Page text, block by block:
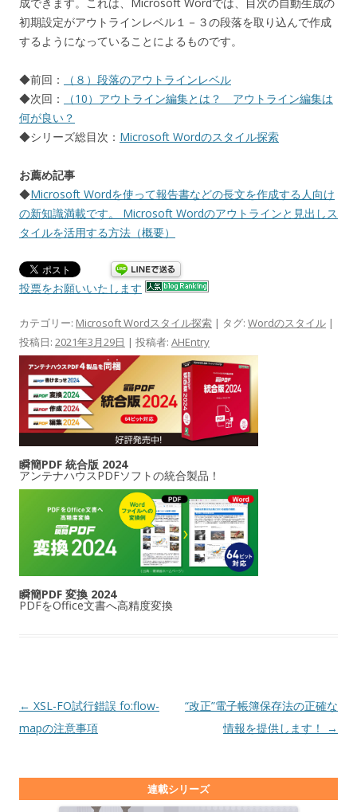
初期設定がアウトラインレベル１－３の段落を取り込んで作成
するようになっていることによるものです。
◆前回：
（８）段落のアウトラインレベル
◆次回：
（10）アウトライン編集とは？ アウトライン編集は
何が良い？
◆シリーズ総目次： Microsoft Wordのスタイル探索
お薦め記事
◆Microsoft Wordを使って報告書などの長文を作成する人向け
の新知識満載です。 Microsoft Wordのアウトラインと見出しス
タイルを活用する方法（概要）
投票をお願いいたします
カテゴリー: Microsoft Wordスタイル探索 | タグ: Wordのスタイル |
投稿日: 2021年3月29日 | 投稿者: AHEntry
瞬簡PDF 統合版 2024
アンテナハウスPDFソフトの統合製品！
瞬簡PDF 変換 2024
PDFをOffice文書へ高精度変換
投稿ナビゲーション
← XSL-FO試行錯誤 fo:flow-
mapの注意事項
“改正”電子帳簿保存法の正確な
情報を提供します！
→
連載シリーズ